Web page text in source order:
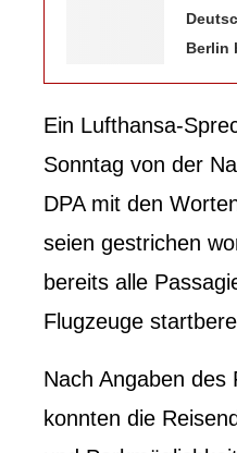
Berlin
Ein Lufthansa-
Sonntag von der
DPA mit den
seien gestrichen
bereits alle
Flugzeuge
Nach Angaben des
konnten die